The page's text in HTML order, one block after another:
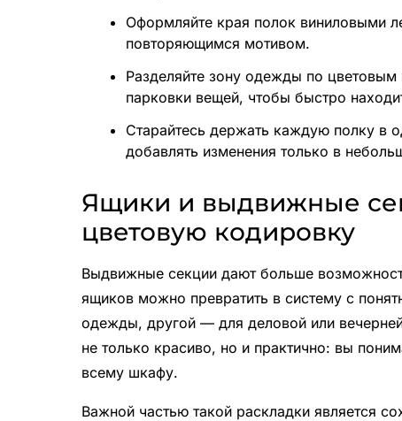
Оформляйте края полок виниловыми
повторяющимся мотивом.
Разделяйте зону одежды по
парковки вещей, чтобы быстро
Старайтесь держать каждую полку в
добавлять изменения только в
Ящики и выдвижные
цветовую кодировку
Выдвижные секции дают больше
ящиков можно превратить в систему с
одежды, другой — для деловой или
не только красиво, но и практично: вы
всему шкафу.
Важной частью такой раскладки является